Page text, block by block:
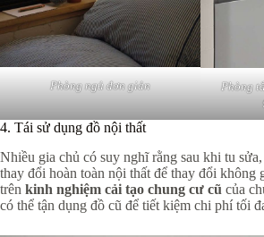
Phòng ngủ đơn giản
Phòng
4. Tái sử dụng đồ nội thất
Nhiều gia chủ có suy nghĩ rằng sau khi tu sửa,
thay đổi hoàn toàn nội thất để thay đổi không
trên kinh nghiệm cải tạo chung cư cũ của
có thể tận dụng đồ cũ để tiết kiệm chi phí tối